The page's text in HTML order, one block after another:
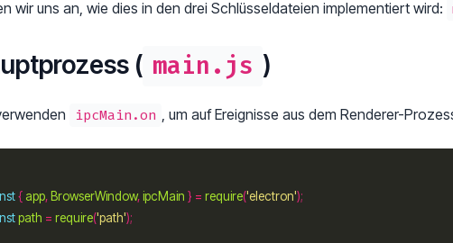
wir uns an, wie dies in den drei Schlüsseldateien implementiert wird:
( main.js )
ipcMain.on , um auf Ereignisse aus dem Renderer-
{ app, BrowserWindow, ipcMain } = require('electron'
path = require('path'